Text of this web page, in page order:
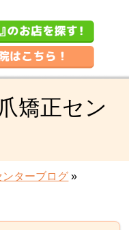
矯正セン
ターブログ »